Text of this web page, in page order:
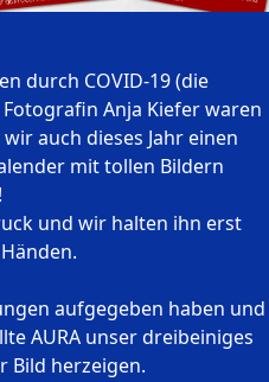
durch COVID-19 (die
Anja Kiefer waren
auch dieses Jahr einen
mit tollen Bildern
und wir halten ihn erst
aufgegeben haben und
AURA unser dreibeiniges
Bild herzeigen.